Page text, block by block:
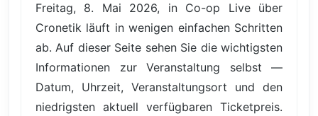
Freitag, 8. Mai 2026, in Co-op Live über
Cronetik läuft in wenigen einfachen Schritten
ab. Auf dieser Seite sehen Sie die wichtigsten
Informationen zur Veranstaltung selbst —
Datum, Uhrzeit, Veranstaltungsort und den
niedrigsten aktuell verfügbaren Ticketpreis.